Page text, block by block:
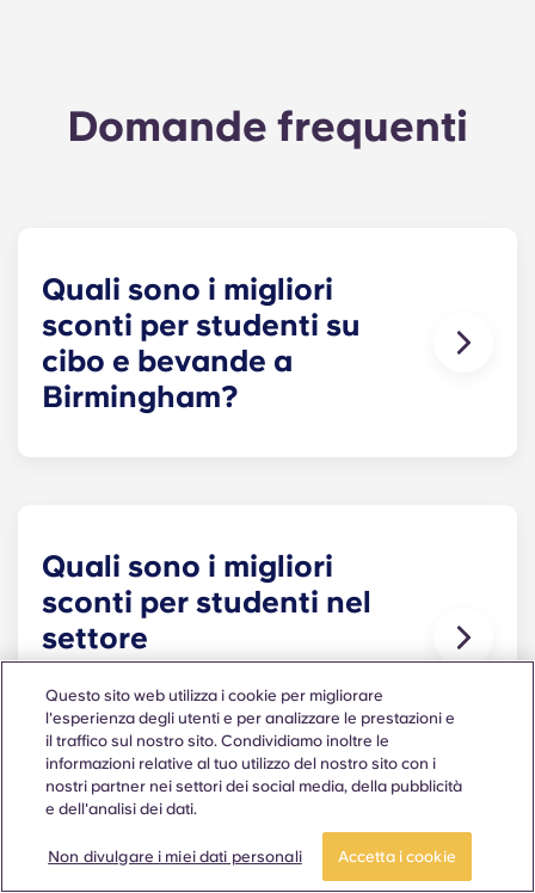
Domande frequenti
Quali sono i migliori
sconti per studenti su
cibo e bevande a
Birmingham?
Hippo, Pizza Hut e Wagamama.
Quali sono i migliori
sconti per studenti nel
settore
dell'intrattenimento a
Birmingham?
Molti dei migliori locali di Birmingham
propongono offerte per studenti durante la
settimana: approfitta del 50% di sconto al Toca
8,50 £ al Golf Fang dalla domenica al giovedì, del
Quali sono i migliori
Questo sito web utilizza i cookie per migliorare
l'esperienza degli utenti e per analizzare le prestazioni e
il traffico sul nostro sito. Condividiamo inoltre le
informazioni relative al tuo utilizzo del nostro sito con i
nostri partner nei settori dei social media, della pubblicità
e dell'analisi dei dati.
Non divulgare i miei dati personali Accetta i cookie